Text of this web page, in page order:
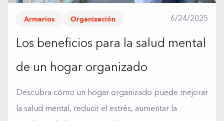
Armarios Organización 6/24/2025
Los beneficios para la salud mental
de un hogar organizado
Descubra cómo un hogar organizado puede mejorar
la salud mental, reducir el estrés, aumentar la